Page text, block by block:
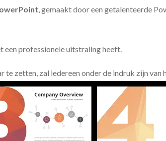
, gemaakt door een getalenteerde
een professionele uitstraling heeft.
te zetten, zal iedereen onder de indruk zijn van